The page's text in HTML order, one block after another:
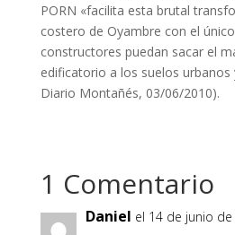
PORN «facilita esta brutal
costero de Oyambre con el
constructores puedan sacar el
edificatorio a los suelos urbanos
Diario Montañés, 03/06/2010).
1 Comentario
Daniel el 14 de junio de